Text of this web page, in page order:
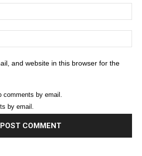
and website in this browser for the
comments by email.
by email.